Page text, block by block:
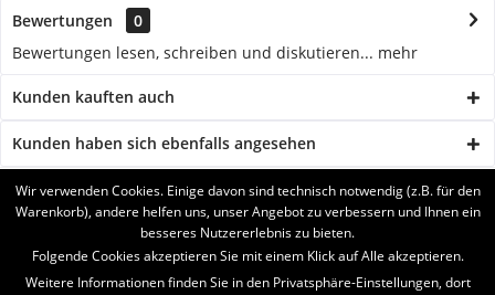
Bewertungen
0
Bewertungen lesen, schreiben und diskutieren... mehr
Kunden kauften auch
Kunden haben sich ebenfalls angesehen
BRUKERSTØTTE
SERVICE
Wir verwenden Cookies. Einige davon sind technisch notwendig (z.B. für den
Warenkorb), andere helfen uns, unser Angebot zu verbessern und Ihnen ein
besseres Nutzererlebnis zu bieten.
Folgende Cookies akzeptieren Sie mit einem Klick auf Alle akzeptieren.
Weitere Informationen finden Sie in den Privatsphäre-Einstellungen, dort